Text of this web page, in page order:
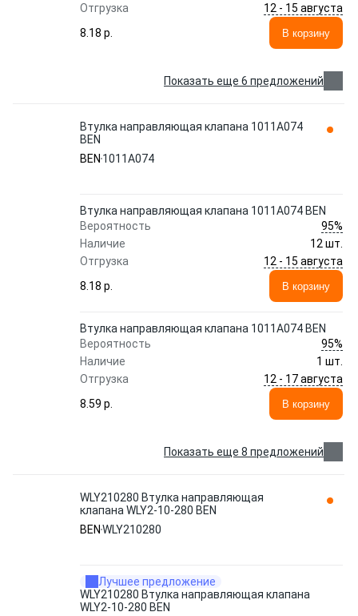
Отгрузка
12 - 15 августа
8.18 p.
В корзину
Показать еще 6 предложений
Втулка направляющая клапана 1011A074
BEN
BEN 1011A074
Втулка направляющая клапана 1011A074 BEN
Вероятность
95%
Наличие
12 шт.
Отгрузка
12 - 15 августа
8.18 p.
В корзину
Втулка направляющая клапана 1011A074 BEN
Вероятность
95%
Наличие
1 шт.
Отгрузка
12 - 17 августа
8.59 p.
В корзину
Показать еще 8 предложений
WLY210280 Втулка направляющая
клапана WLY2-10-280 BEN
BEN WLY210280
Лучшее предложение
WLY210280 Втулка направляющая клапана
WLY2-10-280 BEN